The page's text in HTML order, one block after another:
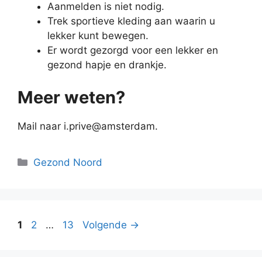
Aanmelden is niet nodig.
Trek sportieve kleding aan waarin u
lekker kunt bewegen.
Er wordt gezorgd voor een lekker en
gezond hapje en drankje.
Meer weten?
Mail naar i.prive@amsterdam.
Categorieën
Gezond Noord
Pagina
1 Pagina
2 … Pagina
13 Volgende →